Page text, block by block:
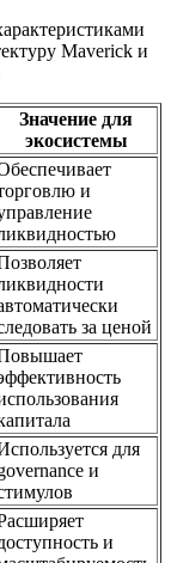
Maverick и
Значение для
экосистемы
и
за ценой
для
и
и